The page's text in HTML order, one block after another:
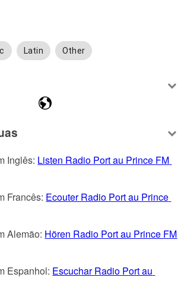
Latin Other
Inglês: Listen Radio Port au Prince FM
Francês: Ecouter Radio Port au Prince
Alemão: Hören Radio Port au Prince FM
Espanhol: Escuchar Radio Port au